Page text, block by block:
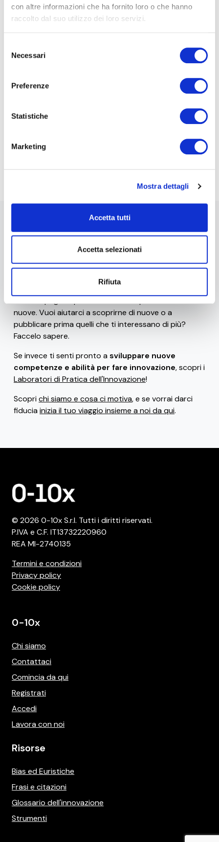
con altre informazioni che ha fornito loro o che hanno
raccolto dal suo utilizzo dei loro servizi.
delNecessari
Preferenze
Statistiche
Marketing
Mostra dettagli
Accetta tutti
Accetta selezionati
Rifiuta
Nome*
e-Mail*
Ai sensi e per gli effetti degli artt. 6, 7, 12, 13 del
consenso al trattamento dati per finalità B), attività
di marketing diretto dell'
Iscriviti alla Newsletter
Stai navigando la versione beta di 0-10x / Innovation
Ad oggi sono disponibili solo alcune
(come ilglossario, lefrasi celebri dei ribelli
bias e le euristiche che uccidono
nuove. Vuoi aiutarci a scoprirne di nuove o a
pubblicare prima quelli che ti interessano di più?
Faccelo sapere.
Se invece ti senti pronto asviluppare nuove
competenze e abilità per fare innovazione, scopri i
Laboratori di Pratica dell'Innovazione!
Scoprichi siamo e cosa ci motiva, e se vorrai darci
fiduciainizia il tuo viaggio insieme a noi da qui.
© 2026 0-10x S.r.l. Tutti i diritti riservati.
P.IVA e C.F. IT13732220960
REA MI-2740135
Termini e condizioni
Privacy policy
Cookie policy
0-10x
Chi siamo
Contattaci
Comincia da qui
Registrati
Accedi
Lavora con noi
Risorse
Bias ed Euristiche
Frasi e citazioni
Glossario dell'innovazione
Strumenti